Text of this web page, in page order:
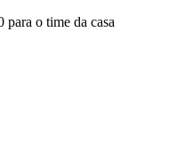
para o time da casa